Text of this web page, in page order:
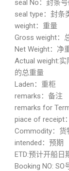
seal No：封条
seal type：封条
weight：重量
Gross weight：
Net Weight：净
Actual weight:
的总重量
Laden：重柜
remarks：备注
remarks for
piace of receipt
Commodity：货
intended：预期
ETD:预计开船日
Booking NO: SO